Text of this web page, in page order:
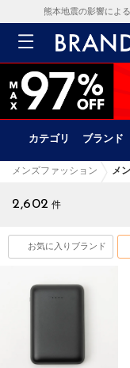
熊本地震の影響によ
カテゴリ ブランド
メンズファッション メ
2,602 件
お気に入りブランド